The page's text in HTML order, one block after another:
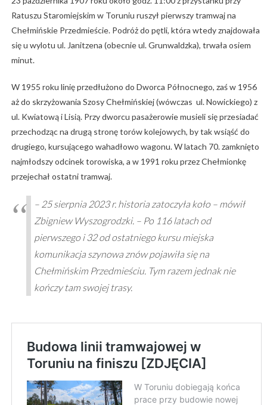
Ratuszu Staromiejskim w Toruniu ruszył pierwszy tramwaj na
Chełmińskie Przedmieście. Podróż do pętli, która wtedy znajdowała
się u wylotu ul. Janitzena (obecnie ul. Grunwaldzka), trwała osiem
minut.
W 1955 roku linię przedłużono do Dworca Północnego, zaś w 1956
aż do skrzyżowania Szosy Chełmińskiej (wówczas ul. Nowickiego) z
ul. Kwiatową i Lisią. Przy dworcu pasażerowie musieli się przesiadać
przechodząc na drugą stronę torów kolejowych, by tak wsiąść do
drugiego, kursującego wahadłowo wagonu. W latach 70. zamknięto
najmłodszy odcinek torowiska, a w 1991 roku przez Chełmionkę
przejechał ostatni tramwaj.
– 25 sierpnia 2023 r. historia zatoczyła koło – mówił
Zbigniew Wyszogrodzki. – Po 116 latach od
pierwszego i 32 od ostatniego kursu miejska
komunikacja szynowa znów pojawiła się na
Chełmińskim Przedmieściu. Tym razem jednak nie
kończy tam swojej trasy.